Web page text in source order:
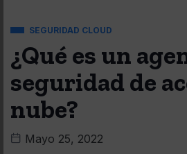
SEGURIDAD CLOUD
¿Qué es un
seguridad de
nube?
Mayo 25, 2022